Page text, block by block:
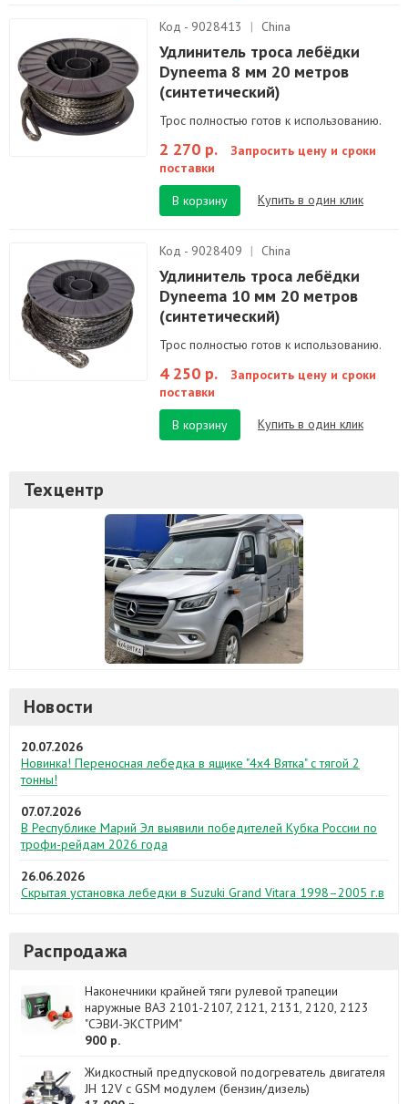
Код - 9028413 | China
Удлинитель троса лебёдки
Dyneema 8 мм 20 метров
(синтетический)
Трос полностью готов к использованию.
2 270 р.
Запросить цену и сроки
поставки
В корзину
Купить в один клик
Код - 9028409 | China
Удлинитель троса лебёдки
Dyneema 10 мм 20 метров
(синтетический)
Трос полностью готов к использованию.
4 250 р.
Запросить цену и сроки
поставки
В корзину
Купить в один клик
Техцентр
Новости
20.07.2026
Новинка! Переносная лебедка в ящике "4х4 Вятка" с тягой 2
тонны!
07.07.2026
В Республике Марий Эл выявили победителей Кубка России по
трофи-рейдам 2026 года
26.06.2026
Скрытая установка лебедки в Suzuki Grand Vitara 1998–2005 г.в
Распродажа
Наконечники крайней тяги рулевой трапеции
наружные ВАЗ 2101-2107, 2121, 2131, 2120, 2123
"СЭВИ-ЭКСТРИМ"
900 р.
Жидкостный предпусковой подогреватель двигателя
JH 12V с GSM модулем (бензин/дизель)